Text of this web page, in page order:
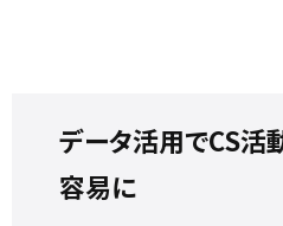
データ活用でCS活
容易に